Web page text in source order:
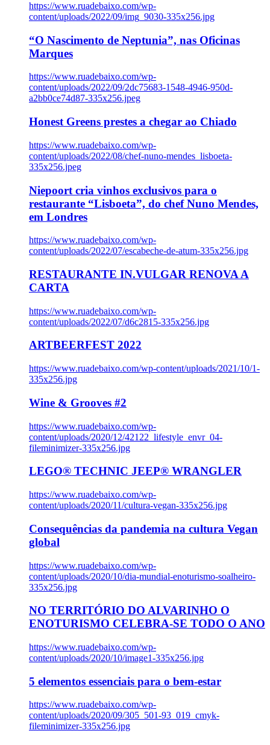
https://www.ruadebaixo.com/wp-
content/uploads/2022/09/img_9030-335x256.jpg
“O Nascimento de Neptunia”, nas Oficinas
Marques
https://www.ruadebaixo.com/wp-
content/uploads/2022/09/2dc75683-1548-4946-950d-
a2bb0ce74d87-335x256.jpeg
Honest Greens prestes a chegar ao Chiado
https://www.ruadebaixo.com/wp-
content/uploads/2022/08/chef-nuno-mendes_lisboeta-
335x256.jpeg
Niepoort cria vinhos exclusivos para o
restaurante “Lisboeta”, do chef Nuno Mendes,
em Londres
https://www.ruadebaixo.com/wp-
content/uploads/2022/07/escabeche-de-atum-335x256.jpg
RESTAURANTE IN.VULGAR RENOVA A
CARTA
https://www.ruadebaixo.com/wp-
content/uploads/2022/07/d6c2815-335x256.jpg
ARTBEERFEST 2022
https://www.ruadebaixo.com/wp-content/uploads/2021/10/1-
335x256.jpg
Wine & Grooves #2
https://www.ruadebaixo.com/wp-
content/uploads/2020/12/42122_lifestyle_envr_04-
fileminimizer-335x256.jpg
LEGO® TECHNIC JEEP® WRANGLER
https://www.ruadebaixo.com/wp-
content/uploads/2020/11/cultura-vegan-335x256.jpg
Consequências da pandemia na cultura Vegan
global
https://www.ruadebaixo.com/wp-
content/uploads/2020/10/dia-mundial-enoturismo-soalheiro-
335x256.jpg
NO TERRITÓRIO DO ALVARINHO O
ENOTURISMO CELEBRA-SE TODO O ANO
https://www.ruadebaixo.com/wp-
content/uploads/2020/10/image1-335x256.jpg
5 elementos essenciais para o bem-estar
https://www.ruadebaixo.com/wp-
content/uploads/2020/09/305_501-93_019_cmyk-
fileminimizer-335x256.jpg